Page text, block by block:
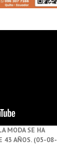
MODA SE HA
43 AÑOS. (05-08-